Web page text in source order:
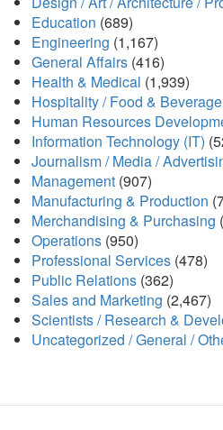
Education (689)
Engineering (1,167)
General Affairs (416)
Health & Medical (1,939)
Hospitality / Food &
Human Resources
Information Technology (IT)
Journalism / Media /
Management (907)
Manufacturing & Production
Merchandising & Purchasing
Operations (950)
Professional Services (478)
Public Relations (362)
Sales and Marketing (2,467)
Scientists / Research &
Uncategorized / General /